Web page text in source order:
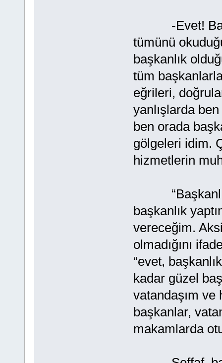
-Evet!
tümünü
başkanlık
tüm
eğrileri,
yanlışlarda
ben orada
gölgeleri idim.
hizmetlerin
“Başkanlık
başkanlık
vereceğim.
olmadığını
“evet,
kadar güzel
vatandaşım
başkanlar,
makamlarda